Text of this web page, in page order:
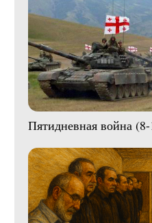
Пятидневная война (8-